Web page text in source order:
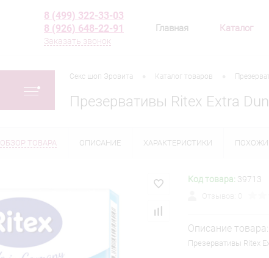
8 (499) 322-33-03
8 (926) 648-22-91
Заказать звонок
Главная Каталог
Секс шоп Эровита Каталог товаров
Презервативы Ritex Extra
ОБЗОР ТОВАРА ОПИСАНИЕ ХАРАКТЕРИСТИКИ
Код товара: 39713
Описание товара:
Презервативы Ritex